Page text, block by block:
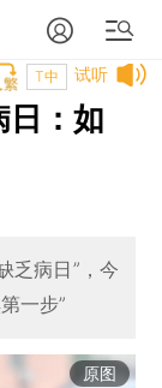
试听
T中
：如
乏病日”，今
一步”
原图